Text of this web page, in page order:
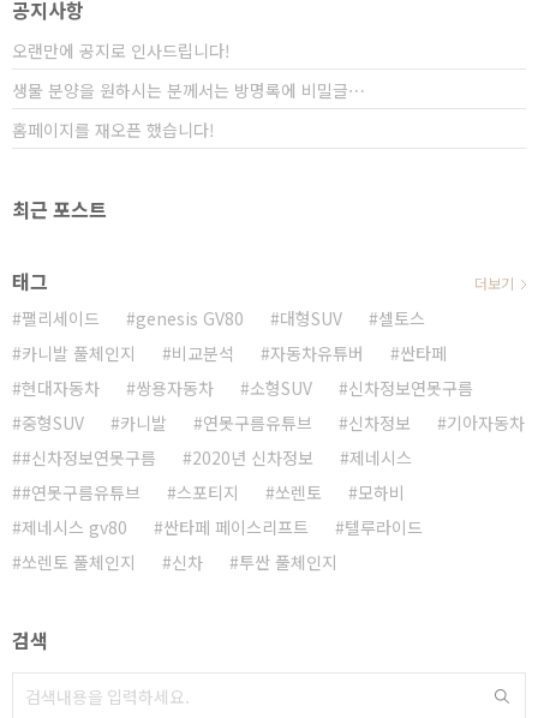
공지사항
오랜만에 공지로 인사드립니다!
생물 분양을 원하시는 분께서는 방명록에 비밀글⋯
홈페이지를 재오픈 했습니다!
최근 포스트
태그
팰리세이드 genesis GV80 대형SUV
셀토스
카니발 풀체인지
비교분석 자동차유튜버
싼타페
현대자동차
쌍용자동차 소형SUV
신차정보연못구름
중형SUV
카니발 연못구름유튜브 신차정보
기아자동차
#신차정보연못구름
2020년 신차정보
제네시스
#연못구름유튜브
스포티지 쏘렌토
모하비
제네시스 gv80
싼타페 페이스리프트
텔루라이드
쏘렌토 풀체인지
신차 투싼 풀체인지
더보기
검색